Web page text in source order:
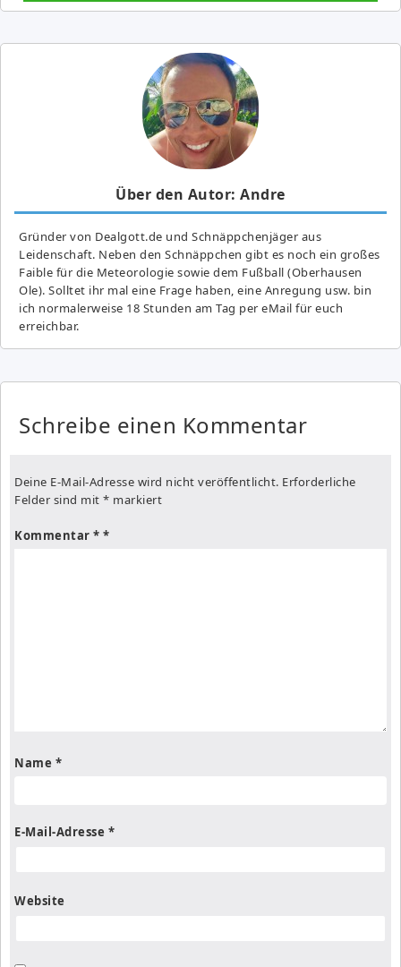
Über den Autor: Andre
Gründer von Dealgott.de und Schnäppchenjäger aus
Leidenschaft. Neben den Schnäppchen gibt es noch ein großes
Fai­ble für die Meteorologie sowie dem Fußball (Oberhausen
Ole). Solltet ihr mal eine Frage haben, eine Anregung usw. bin
ich normalerweise 18 Stunden am Tag per eMail für euch
erreichbar.
Schreibe einen Kommentar
Deine E-Mail-Adresse wird nicht veröffentlicht. Erforderliche
Felder sind mit * markiert
Kommentar *
Name *
E-Mail-Adresse *
Website